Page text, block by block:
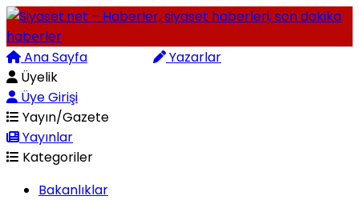
Ana Sayfa
Yazarlar
Üyelik
Üye Girişi
Yayın/Gazete
Yayınlar
Kategoriler
Bakanlıklar